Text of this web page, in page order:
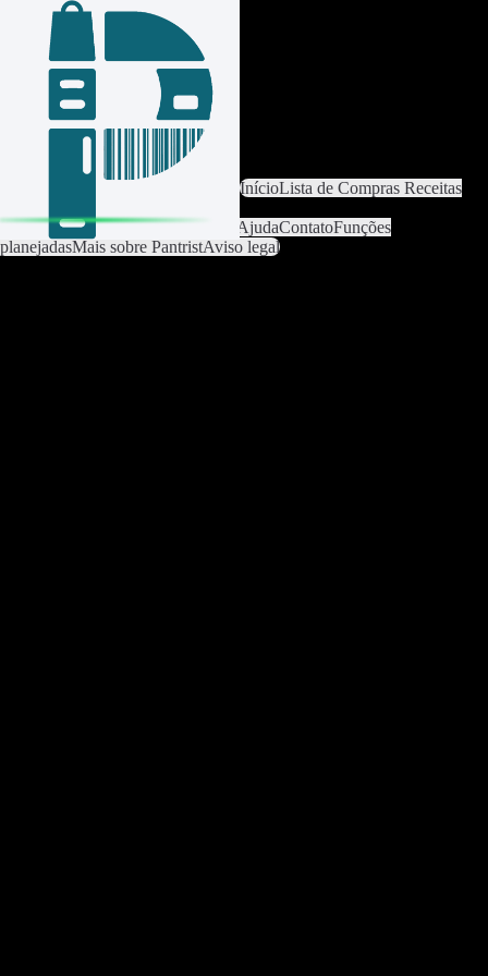
Iniciar sessão / Criar conta
InícioLista de Compras Receitas
AnáliseConfigurações Premium AjudaContatoFunções
planejadasMais sobre PantristAviso legal